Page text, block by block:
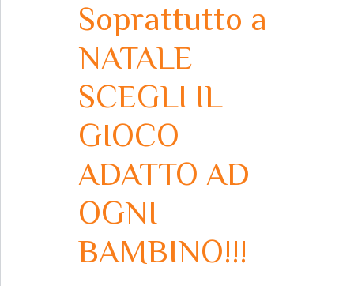
Soprattutto a
NATALE
SCEGLI IL
GIOCO
ADATTO AD
OGNI
BAMBINO!!!